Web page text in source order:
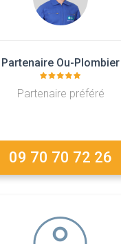
Partenaire Ou-Plombier
Partenaire préféré
09 70 70 72 26